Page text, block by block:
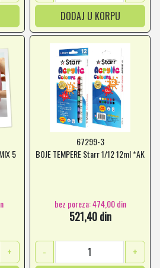
DODAJ U KORPU
5
+
67299-3
BOJE TEMPERE Starr 1/12 12ml *AK
bez poreza: 474,00 din
521,40 din
- +